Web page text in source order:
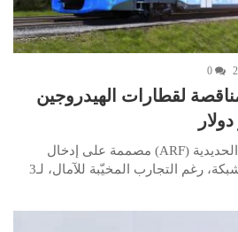
0
مناقصة لقطارات الهيدروجين
يبدو أن هيئة إصلاح السكك الحديدية (ARF) مصممة على إدخال
قطارات الهيدروجين إلى الشبكة، رغم التجارب المخيّبة للآمال، لـ3